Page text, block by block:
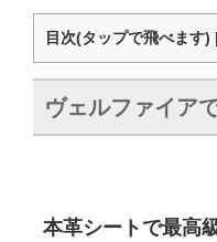
目次(タップで飛べます)
ヴェルファイア
本革シートで最高